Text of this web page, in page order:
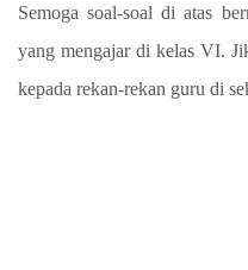
Semoga soal-soal di atas
yang mengajar di kelas VI.
kepada rekan-rekan guru di